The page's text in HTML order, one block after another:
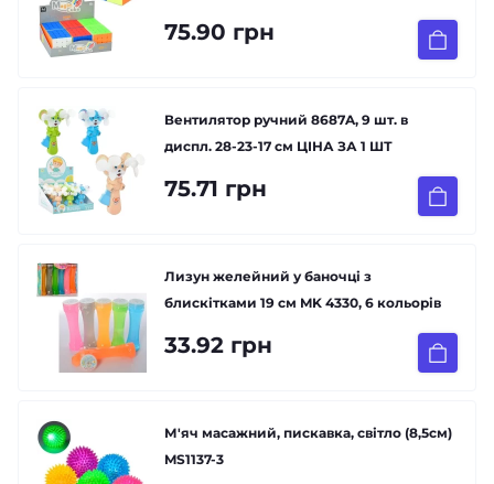
75.90 грн
Вентилятор ручний 8687A, 9 шт. в
диспл. 28-23-17 см ЦІНА ЗА 1 ШТ
75.71 грн
Лизун желейний у баночці з
блискітками 19 см MK 4330, 6 кольорів
33.92 грн
М'яч масажний, пискавка, світло (8,5см)
MS1137-3